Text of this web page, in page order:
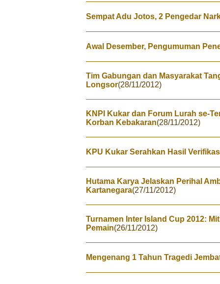
Sempat Adu Jotos, 2 Pengedar
Awal Desember, Pengumuman
Tim Gabungan dan Masyarakat
Longsor(28/11/2012)
KNPI Kukar dan Forum Lurah se-
Korban Kebakaran(28/11/2012)
KPU Kukar Serahkan Hasil
Hutama Karya Jelaskan Perihal
Kartanegara(27/11/2012)
Turnamen Inter Island Cup 2012:
Pemain(26/11/2012)
Mengenang 1 Tahun Tragedi